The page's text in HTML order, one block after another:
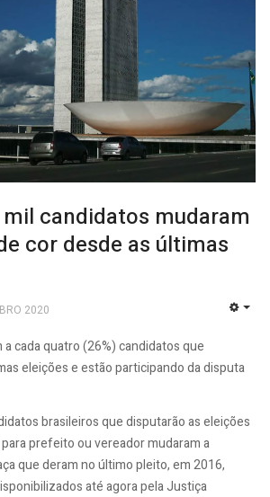
candidatos mudaram
cor desde as últimas
2020
cada quatro (26%) candidatos que
eleições e estão participando da disputa
brasileiros que disputarão as eleições
prefeito ou vereador mudaram a
que deram no último pleito, em 2016,
até agora pela Justiça